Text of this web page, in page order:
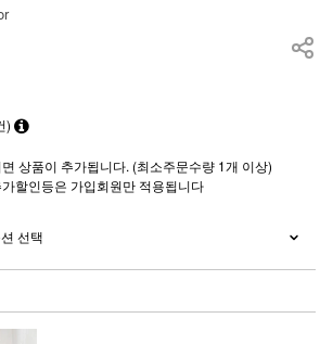
)
상품이 추가됩니다. (최소주문수량 1개 이상)
할인등은 가입회원만 적용됩니다